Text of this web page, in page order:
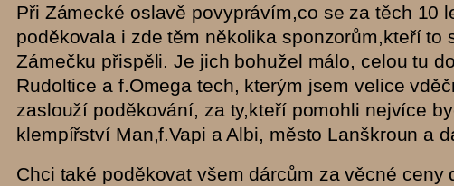
navigaci)
Při Zámecké oslavě povyprávím,co se za těch 10
poděkovala i zde těm několika sponzorům,kteří to
Zámečku přispěli. Je jich bohužel málo, celou tu
Rudoltice a f.Omega tech, kterým jsem velice
zaslouží poděkování, za ty,kteří pomohli nejvíce
klempířství Man,f.Vapi a Albi, město Lanškroun a
Chci také poděkovat všem dárcům za věcné